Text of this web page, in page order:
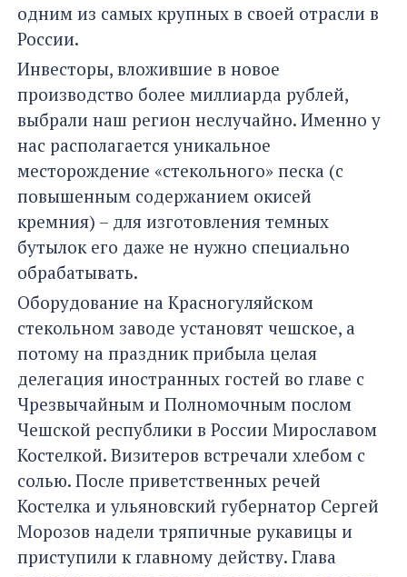
одним из самых крупных в своей отрасли в
России.
Инвесторы, вложившие в новое
производство более миллиарда рублей,
выбрали наш регион неслучайно. Именно у
нас располагается уникальное
месторождение «стекольного» песка (с
повышенным содержанием окисей
кремния) – для изготовления темных
бутылок его даже не нужно специально
обрабатывать.
Оборудование на Красногуляйском
стекольном заводе установят чешское, а
потому на праздник прибыла целая
делегация иностранных гостей во главе с
Чрезвычайным и Полномочным послом
Чешской республики в России Мирославом
Костелкой. Визитеров встречали хлебом с
солью. После приветственных речей
Костелка и ульяновский губернатор Сергей
Морозов надели тряпичные рукавицы и
приступили к главному действу. Глава